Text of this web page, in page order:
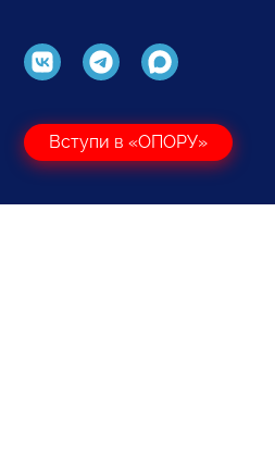
Вступи в «ОПОРУ»